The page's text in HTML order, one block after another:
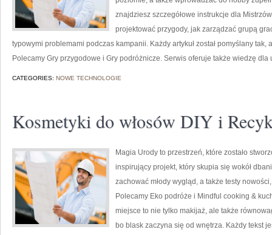
znajdziesz szczegółowe instrukcje dla
projektować przygody, jak zarządzać grupą
typowymi problemami podczas kampanii. Każdy artykuł został pomyślany tak,
Polecamy Gry przygodowe i Gry podróżnicze. Serwis oferuje także wiedzę dla
CATEGORIES: NOWE TECHNOLOGIE
Kosmetyki do włosów DIY i
Magia Urody to przestrzeń, które zostało
inspirujący projekt, który skupia się wokół
zachować młody wygląd, a także testy
Polecamy Eko podróże i Mindful cooking &
miejsce to nie tylko makijaż, ale także
bo blask zaczyna się od wnętrza. Każdy tekst